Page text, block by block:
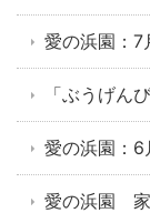
愛の浜園：7
「ぶうげん
愛の浜園：6
愛の浜園 家